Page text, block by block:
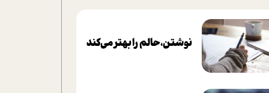
نوشتن، حالم را بهتر می‌کند